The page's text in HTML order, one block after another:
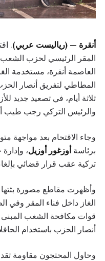
أنقرة — (رياليست عربي).
العاصمة أنقرة، مستخدمة
المطاطي لتفريق أنصار
ثلاثة أيام، في تصعيد جديد
والرئيس التركي رجب طيب
وجاء الاقتحام بعد مواجهة
برئاسة أوزغور أوزيل،
تركية عقب قرار قضائي
وأظهرت مقاطع مصورة
الغاز داخل فناء المقر وفي
قوات مكافحة الشغب المبنى
أنصار الحزب باستخدام
وحاول المحتجون مقاومة